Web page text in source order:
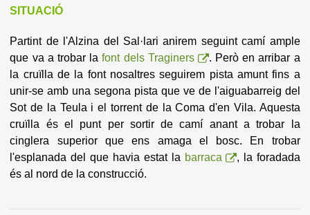
SITUACIÓ
Partint de l'Alzina del Sal·lari anirem seguint camí ample
que va a trobar lafont dels Traginers
. Però en arribar a
la cruïlla de la font nosaltres seguirem pista amunt fins a
unir-se amb una segona pista que ve de l'aiguabarreig del
Sot de la Teula i el torrent de la Coma d'en Vila. Aquesta
cruïlla és el punt per sortir de camí anant a trobar la
cinglera superior que ens amaga el bosc. En trobar
l'esplanada del que havia estat la barraca
, la foradada
és al nord de la construcció.